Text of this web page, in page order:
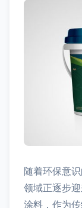
随着环保意
领域正逐步
涂料，作为